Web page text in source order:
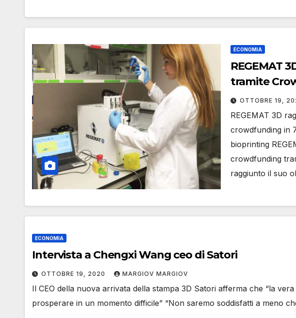
ECONOMIA
REGEMAT
tramite
OTTOBRE 19,
REGEMAT 3D
crowdfunding in
bioprinting
crowdfunding
raggiunto il suo
ECONOMIA
Intervista a Chengxi Wang ceo di Satori
OTTOBRE 19, 2020 MARGIOV MARGIOV
Il CEO della nuova arrivata della stampa 3D Satori afferma che “la
prosperare in un momento difficile” “Non saremo soddisfatti a meno